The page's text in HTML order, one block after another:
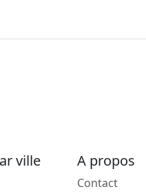
ville A propos
Contact